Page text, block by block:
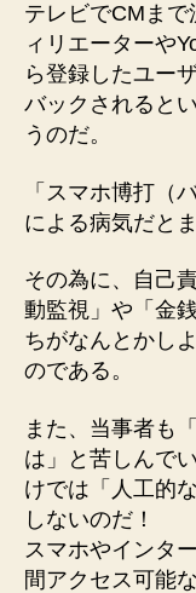
テレビでCMま
ィリエーターや
ら登録したユー
バックされると
うのだ。
「スマホ博打（
による病気だと
その為に、自己
動監視」や「金
ちがなんとかし
のである。
また、当事者も
は」と苦しんで
けでは「人工的
しないのだ！
スマホやインタ
間アクセス可能